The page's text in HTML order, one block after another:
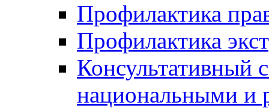
Профилактика
Профилактика
Консультативный
национальными и